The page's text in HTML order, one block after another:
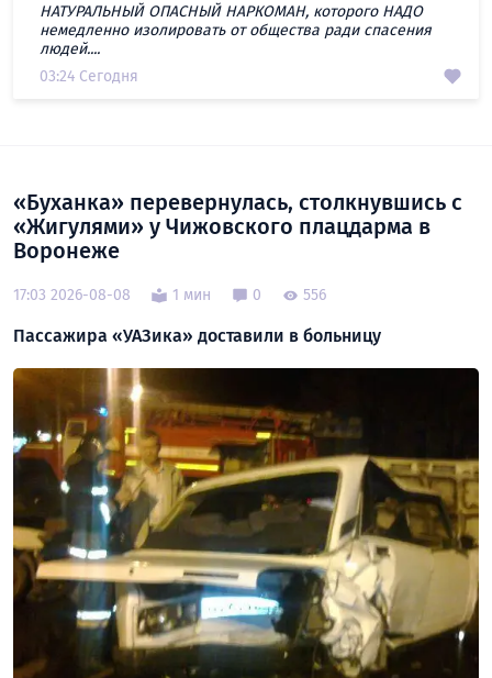
НАТУРАЛЬНЫЙ ОПАСНЫЙ НАРКОМАН, которого НАДО
немедленно изолировать от общества ради спасения
людей....
03:24 Сегодня
«Буханка» перевернулась, столкнувшись с
«Жигулями» у Чижовского плацдарма в
Воронеже
17:03 2026-08-08 1 мин 0 556
Пассажира «УАЗика» доставили в больницу